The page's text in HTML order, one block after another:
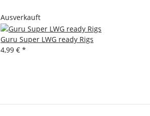
Ausverkauft
Guru Super LWG ready Rigs
4,99 € *